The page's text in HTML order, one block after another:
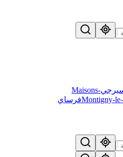
Maisons-
Montigny-فرساي